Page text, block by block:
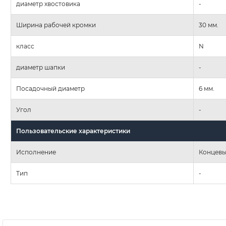
диаметр хвостовика -
Ширина рабочей кромки 30 мм.
класс N
диаметр шапки -
Посадочный диаметр 6 мм.
Угол -
Пользовательские характеристики
Исполнение
Тип -